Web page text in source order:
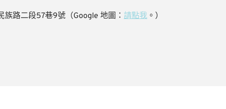
路二段57巷9號（Google 地圖： 請點我 。）